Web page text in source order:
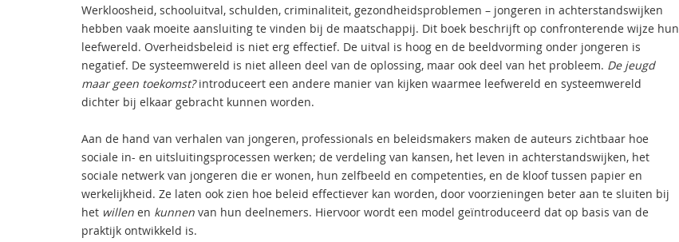
Werkloosheid, schooluitval, schulden, criminaliteit, gezondheidsproblemen – jongeren in achterstandswijken
hebben vaak moeite aansluiting te vinden bij de maatschappij. Dit boek beschrijft op confronterende wijze hun
leefwereld. Overheidsbeleid is niet erg effectief. De uitval is hoog en de beeldvorming onder jongeren is
negatief. De systeemwereld is niet alleen deel van de oplossing, maar ook deel van het probleem. De jeugd
maar geen toekomst?introduceert een andere manier van kijken waarmee leefwereld en systeemwereld
dichter bij elkaar gebracht kunnen worden.
Aan de hand van verhalen van jongeren, professionals en beleidsmakers maken de auteurs zichtbaar hoe
sociale in- en uitsluitingsprocessen werken; de verdeling van kansen, het leven in achterstandswijken, het
sociale netwerk van jongeren die er wonen, hun zelfbeeld en competenties, en de kloof tussen papier en
werkelijkheid. Ze laten ook zien hoe beleid effectiever kan worden, door voorzieningen beter aan te sluiten bij
het willen en kunnen van hun deelnemers. Hiervoor wordt een model geïntroduceerd dat op basis van de
praktijk ontwikkeld is.